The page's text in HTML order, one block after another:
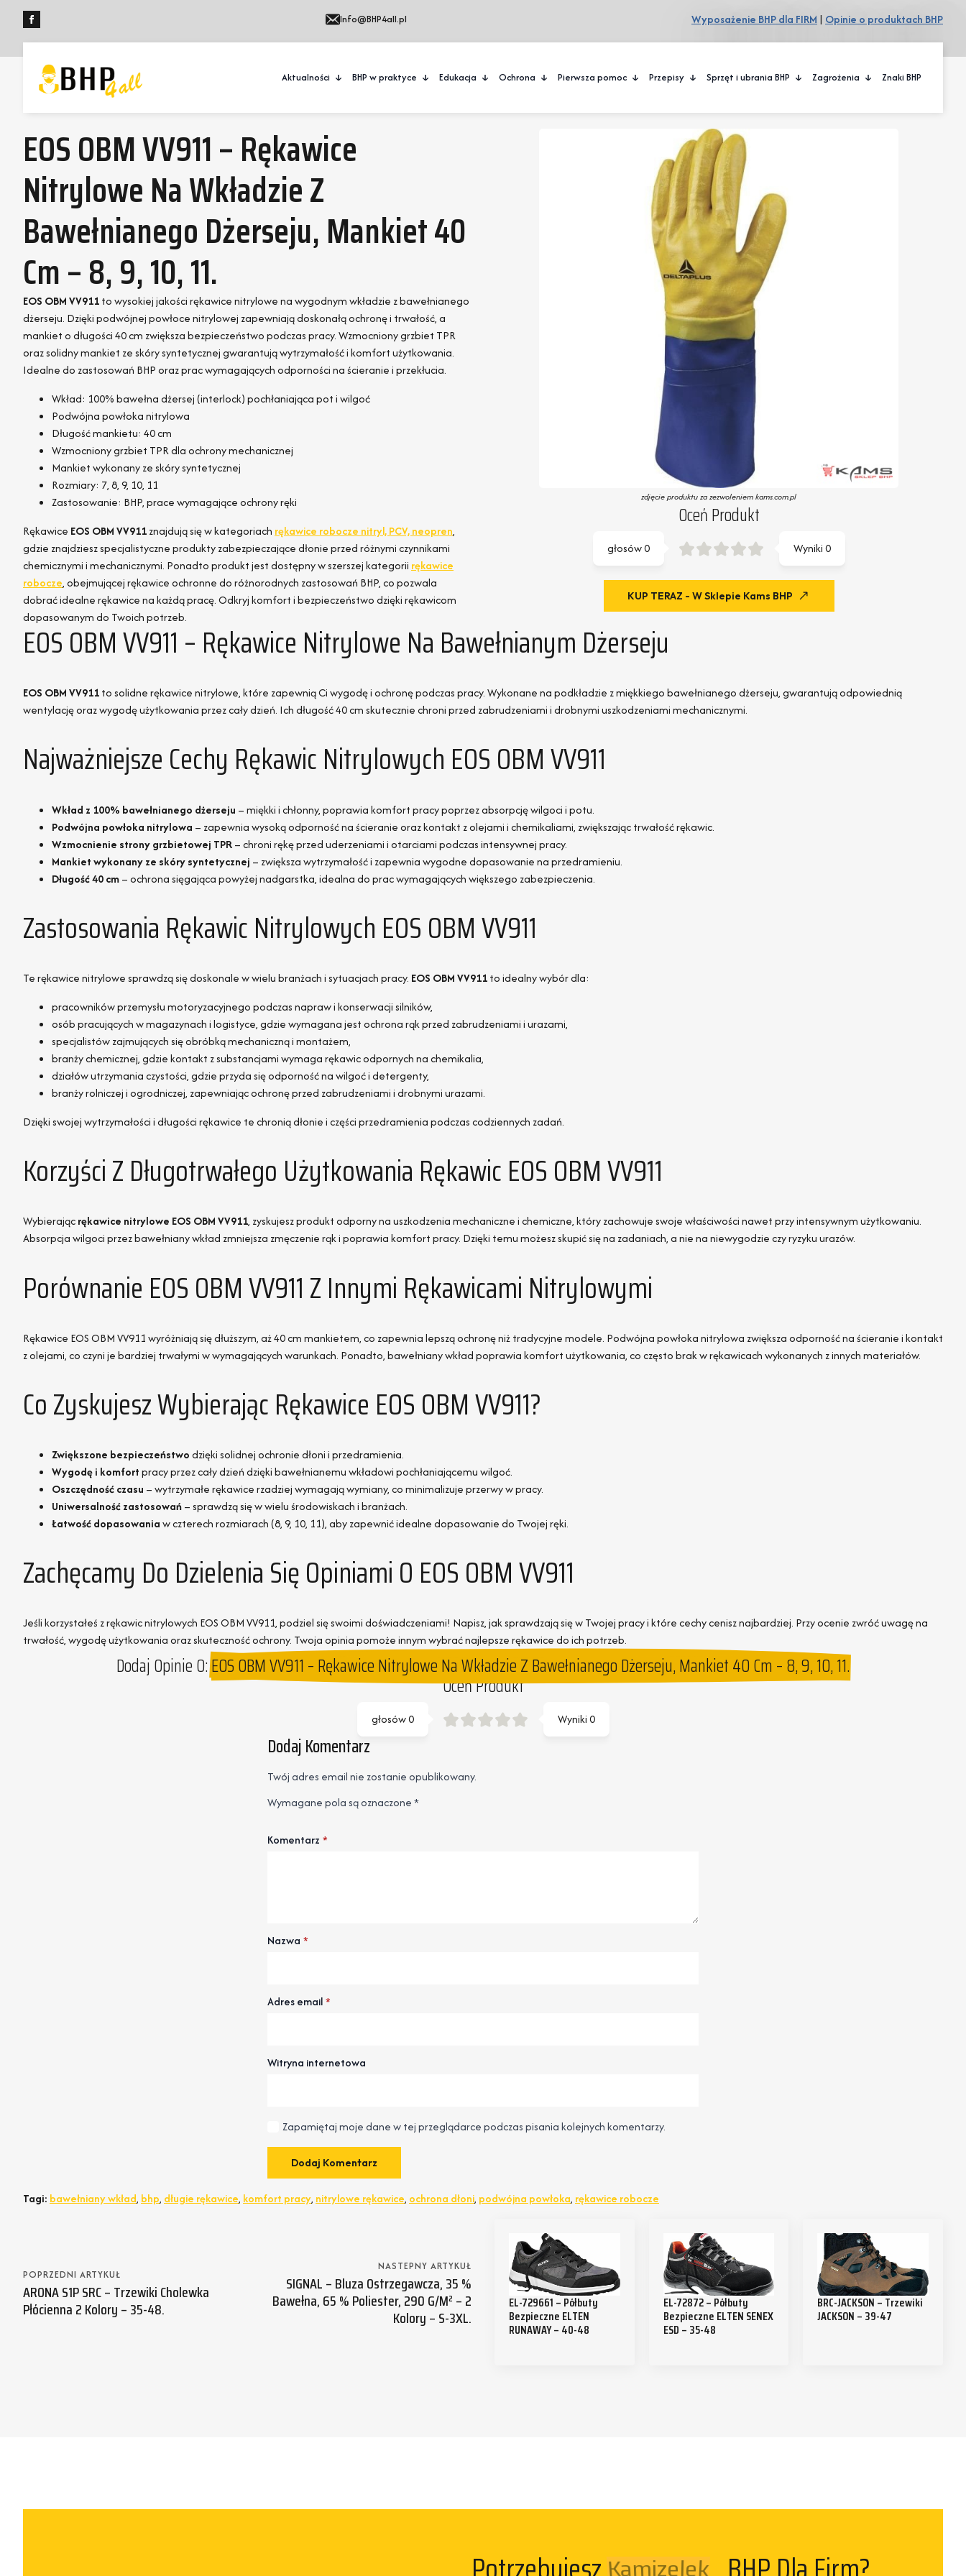
Info@BHP4all.pl Wyposażenie BHP dla FIRM | Opinie o produktach BHP
Aktualności BHP w praktyce Edukacja Ochrona Pierwsza pomoc Przepisy Sprzęt i ubrania BHP Zagrożenia Znaki BHP
EOS OBM VV911 – Rękawice
Nitrylowe Na Wkładzie Z
Bawełnianego Dżerseju, Mankiet 40
Cm – 8, 9, 10, 11.
EOS OBM VV911to wysokiej jakości rękawice nitrylowe na wygodnym wkładzie z bawełnianego
dżerseju. Dzięki podwójnej powłoce nitrylowej zapewniają doskonałą ochronę i trwałość, a
mankiet o długości 40 cm zwiększa bezpieczeństwo podczas pracy. Wzmocniony grzbiet TPR
oraz solidny mankiet ze skóry syntetycznej gwarantują wytrzymałość i komfort użytkowania.
Idealne do zastosowań BHP oraz prac wymagających odporności na ścieranie i przekłucia.
Wkład: 100% bawełna dżersej (interlock) pochłaniająca pot i wilgoć
Podwójna powłoka nitrylowa
Długość mankietu: 40 cm
Wzmocniony grzbiet TPR dla ochrony mechanicznej
Mankiet wykonany ze skóry syntetycznej
Rozmiary: 7, 8, 9, 10, 11
Zastosowanie: BHP, prace wymagające ochrony ręki
Rękawice EOS OBM VV911znajdują się w kategoriach rękawice robocze nitryl, PCV, neopren,
gdzie znajdziesz specjalistyczne produkty zabezpieczające dłonie przed różnymi czynnikami
chemicznymi i mechanicznymi. Ponadto produkt jest dostępny w szerszej kategorii rękawice
robocze, obejmującej rękawice ochronne do różnorodnych zastosowań BHP, co pozwala
dobrać idealne rękawice na każdą pracę. Odkryj komfort i bezpieczeństwo dzięki rękawicom
dopasowanym do Twoich potrzeb.
zdjęcie produktu za zezwoleniem kams.com.pl
Oceń Produkt
Wyniki0
głosów0
KUP TERAZ - W Sklepie Kams BHP
EOS OBM VV911 – Rękawice Nitrylowe Na Bawełnianym Dżerseju
EOS OBM VV911to solidne rękawice nitrylowe, które zapewnią Ci wygodę i ochronę podczas pracy. Wykonane na podkładzie z miękkiego bawełnianego dżerseju, gwarantują odpowiednią
wentylację oraz wygodę użytkowania przez cały dzień. Ich długość 40 cm skutecznie chroni przed zabrudzeniami i drobnymi uszkodzeniami mechanicznymi.
Najważniejsze Cechy Rękawic Nitrylowych EOS OBM VV911
Wkład z 100% bawełnianego dżerseju – miękki i chłonny, poprawia komfort pracy poprzez absorpcję wilgoci i potu.
Podwójna powłoka nitrylowa – zapewnia wysoką odporność na ścieranie oraz kontakt z olejami i chemikaliami, zwiększając trwałość rękawic.
Wzmocnienie strony grzbietowej TPR– chroni rękę przed uderzeniami i otarciami podczas intensywnej pracy.
Mankiet wykonany ze skóry syntetycznej – zwiększa wytrzymałość i zapewnia wygodne dopasowanie na przedramieniu.
Długość 40 cm– ochrona sięgająca powyżej nadgarstka, idealna do prac wymagających większego zabezpieczenia.
Zastosowania Rękawic Nitrylowych EOS OBM VV911
Te rękawice nitrylowe sprawdzą się doskonale w wielu branżach i sytuacjach pracy. EOS OBM VV911to idealny wybór dla:
pracowników przemysłu motoryzacyjnego podczas napraw i konserwacji silników,
osób pracujących w magazynach i logistyce, gdzie wymagana jest ochrona rąk przed zabrudzeniami i urazami,
specjalistów zajmujących się obróbką mechaniczną i montażem,
branży chemicznej, gdzie kontakt z substancjami wymaga rękawic odpornych na chemikalia,
działów utrzymania czystości, gdzie przyda się odporność na wilgoć i detergenty,
branży rolniczej i ogrodniczej, zapewniając ochronę przed zabrudzeniami i drobnymi urazami.
Dzięki swojej wytrzymałości i długości rękawice te chronią dłonie i części przedramienia podczas codziennych zadań.
Korzyści Z Długotrwałego Użytkowania Rękawic EOS OBM VV911
Wybierającrękawice nitrylowe EOS OBM VV911, zyskujesz produkt odporny na uszkodzenia mechaniczne i chemiczne, który zachowuje swoje właściwości nawet przy intensywnym użytkowaniu.
Absorpcja wilgoci przez bawełniany wkład zmniejsza zmęczenie rąk i poprawia komfort pracy. Dzięki temu możesz skupić się na zadaniach, a nie na niewygodzie czy ryzyku urazów.
Porównanie EOS OBM VV911 Z Innymi Rękawicami Nitrylowymi
Rękawice EOS OBM VV911 wyróżniają się dłuższym, aż 40 cm mankietem, co zapewnia lepszą ochronę niż tradycyjne modele. Podwójna powłoka nitrylowa zwiększa odporność na ścieranie i kontakt
z olejami, co czyni je bardziej trwałymi w wymagających warunkach. Ponadto, bawełniany wkład poprawia komfort użytkowania, co często brak w rękawicach wykonanych z innych materiałów.
Co Zyskujesz Wybierając Rękawice EOS OBM VV911?
Zwiększone bezpieczeństwodzięki solidnej ochronie dłoni i przedramienia.
Wygodę i komfortpracy przez cały dzień dzięki bawełnianemu wkładowi pochłaniającemu wilgoć.
Oszczędność czasu – wytrzymałe rękawice rzadziej wymagają wymiany, co minimalizuje przerwy w pracy.
Uniwersalność zastosowań– sprawdzą się w wielu środowiskach i branżach.
Łatwość dopasowaniaw czterech rozmiarach (8, 9, 10, 11), aby zapewnić idealne dopasowanie do Twojej ręki.
Zachęcamy Do Dzielenia Się Opiniami O EOS OBM VV911
Jeśli korzystałeś z rękawic nitrylowych EOS OBM VV911, podziel się swoimi doświadczeniami! Napisz, jak sprawdzają się w Twojej pracy i które cechy cenisz najbardziej. Przy ocenie zwróć uwagę na
trwałość, wygodę użytkowania oraz skuteczność ochrony. Twoja opinia pomoże innym wybrać najlepsze rękawice do ich potrzeb.
Dodaj Opinie O:EOS OBM VV911 – Rękawice Nitrylowe Na Wkładzie Z Bawełnianego Dżerseju, Mankiet 40 Cm – 8, 9, 10, 11.
Oceń Produkt
Wyniki0
głosów0
Dodaj Komentarz
Twój adres email nie zostanie opublikowany.
Wymagane pola są oznaczone*
Komentarz *
Nazwa *
Adres email*
Witryna internetowa
Zapamiętaj moje dane w tej przeglądarce podczas pisania kolejnych komentarzy.
Tagi: bawełniany wkład, bhp, długie rękawice, komfort pracy, nitrylowe rękawice, ochrona dłoni, podwójna powłoka, rękawice robocze
POPRZEDNI ARTYKUŁ
ARONA S1P SRC – Trzewiki Cholewka
Płócienna 2 Kolory – 35-48.
NASTEPNY ARTYKUŁ
SIGNAL – Bluza Ostrzegawcza, 35 %
Bawełna, 65 % Poliester, 290 G/m² – 2
Kolory – S-3XL.
EL-729661 – Półbuty
Bezpieczne ELTEN
RUNAWAY – 40-48
EL-72872 – Półbuty
Bezpieczne ELTEN SENEX
ESD – 35-48
BRC-JACKSON – Trzewiki
JACKSON – 39-47